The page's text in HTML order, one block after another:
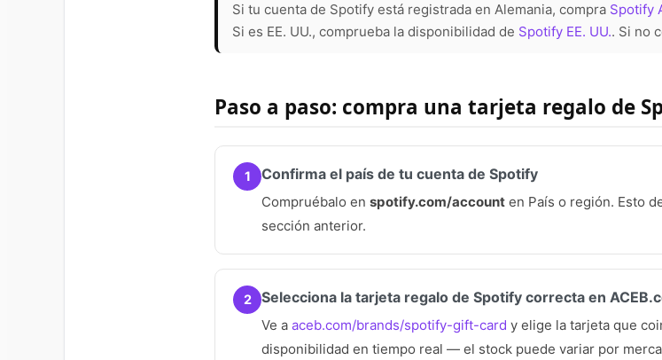
Si tu cuenta de Spotify está registrada en Alemania, compra Spotify
Si es EE. UU., comprueba la disponibilidad de Spotify EE. UU.. Si no
Paso a paso: compra una tarjeta regalo de
1 Confirma el país de tu cuenta de Spotify
Compruébalo en spotify.com/account en País o región. Esto
sección anterior.
2 Selecciona la tarjeta regalo de Spotify correcta en
Ve a aceb.com/brands/spotify-gift-card y elige la tarjeta que
disponibilidad en tiempo real — el stock puede variar por